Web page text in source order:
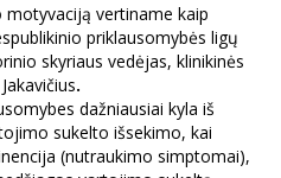
motyvaciją vertiname kaip
priklausomybės ligų
skyriaus vedėjas, klinikinės
.
dažniausiai kyla iš
sukelto išsekimo, kai
(nutraukimo simptomai),